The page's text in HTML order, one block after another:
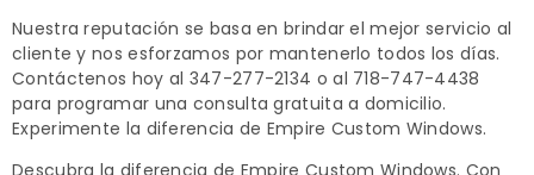
Nuestra reputación se basa en brindar el mejor servicio al
cliente y nos esforzamos por mantenerlo todos los días.
Contáctenos hoy al 347-277-2134 o al 718-747-4438
para programar una consulta gratuita a domicilio.
Experimente la diferencia de Empire Custom Windows.